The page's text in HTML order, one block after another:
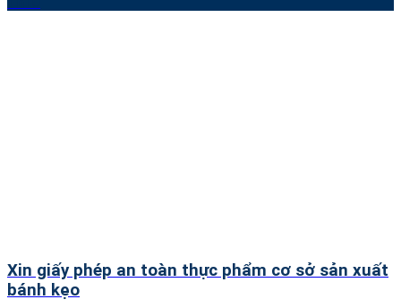
Xin giấy phép an toàn thực phẩm cơ sở sản xuất
bánh kẹo